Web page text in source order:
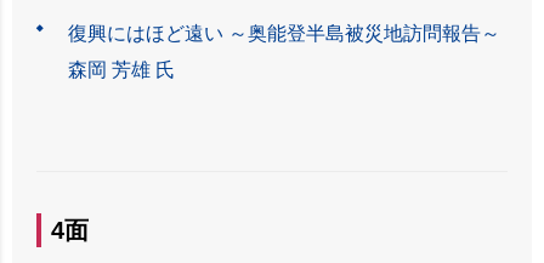
復興にはほど遠い ～奥能登半島被災地訪問報告～
森岡 芳雄 氏
4面